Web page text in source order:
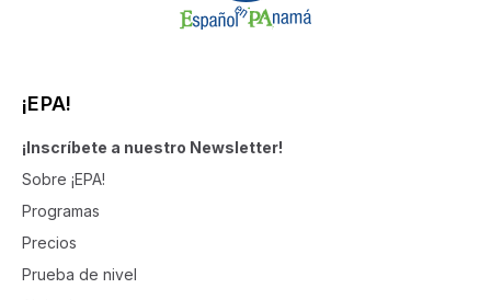
¡EPA!
¡Inscríbete a nuestro Newsletter!
Sobre ¡EPA!
Programas
Precios
Prueba de nivel